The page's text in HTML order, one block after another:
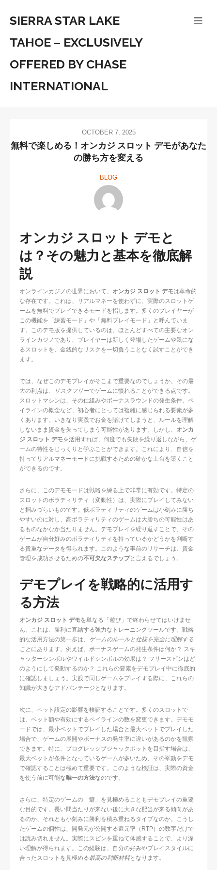
SIERRA STAR LAKE
TAHOE – EXCLUSIVELY
OFFERED BY CHASE
INTERNATIONAL
OCTOBER 7, 2025
無料で楽しめる！オンカジ スロット デモがあなた
の勝ち方を変える
BLOG
オンカジ スロット デモと
は？その魅力と基本を徹底解
説
オンラインカジノの世界において、 オンカジ スロット デモは革命的
な存在です。これは、リアルマネーを使わずに、実際のスロットゲ
ームを無料でプレイできるモードを指します。多くのプレイヤーが
この機能を「練習モード」や「無料プレイモード」と呼んでいま
す。このデモ版を提供しているのは、ほとんどすべての主要なオン
ラインカジノであり、プレイヤーは新しく登場したゲームや気にな
るスロットを、金銭的なリスクを一切負うことなく試すことができ
ます。
では、なぜこのデモプレイがそこまで重要なのでしょうか。その最
大の利点は、
リスクフリーでゲームに慣れることができる点です。
スロットマシンは、その仕組みやボーナスラウンドの発生条件、ペ
イラインの概念など、初心者にとっては複雑に感じられる要素が多
くあります。いきなり実践でお金を賭けてしまうと、ルールを理解
しないまま資金を失ってしまう可能性があります。しかし、 オンカ
ジ スロット デモを活用すれば、何度でも失敗を繰り返しながら、ゲ
ームの特性をじっくりと学ぶことができます。これにより、自信を
持ってリアルマネーモードに挑戦するための確かな土台を築くこと
ができるのです。
さらに、このデモモードは戦略を練る上で非常に有効です。特定の
スロットのボラティリティ（変動性）は、実際にプレイしてみない
と掴みづらいものです。低ボラティリティのゲームは小刻みに勝ち
やすいのに対し、高ボラティリティのゲームは大勝ちの可能性はあ
るものなかなか当たりません。デモプレイを繰り返すことで、その
ゲームが自分好みのボラティリティを持っているかどうかを判断す
る貴重なデータを得られます。このような事前のリサーチは、資金
管理を成功させるための不可欠なステップと言えるでしょう。
デモプレイを戦略的に活用す
る方法
オンカジ スロット デモを単なる「遊び」で終わらせてはいけませ
ん。これは、勝利に直結する強力なトレーニングツールです。戦略
的な活用方法の第一歩は、 ゲームのルールと仕様を完全に理解する
ことにあります。例えば、ボーナスゲームの発生条件は何か？ スキ
ャッターシンボルやワイルドシンボルの効果は？ フリースピンはど
のようにして発動するのか？ これらの要素をデモプレイ中に徹底的
に確認しましょう。実践で同じゲームをプレイする際に、これらの
知識が大きなアドバンテージとなります。
次に、ベット設定の影響を検証することです。多くのスロットで
は、ベット額や有効にするペイラインの数を変更できます。デモモ
ードでは、最小ベットでプレイした場合と最大ベットでプレイした
場合で、ゲームの展開やボーナスの発生率に違いがあるのかを観察
できます。特に、プログレッシブジャックポットを目指す場合は、
最大ベットが条件となっているゲームが多いため、その挙動をデモ
で確認することは極めて重要です。このような検証は、実際の資金
を使う前に可能な唯一の方法なのです。
さらに、特定のゲームの「癖」を見極めることもデモプレイの重要
な目的です。長い間当たりが来ない後に大きな配当が来る傾向があ
るのか、それとも小刻みに勝利を積み重ねるタイプなのか。こうし
たゲームの個性は、開発元が公開する還元率（RTP）の数字だけで
は読み切れません。実際にスピンを重ねて体感することで、より深
い理解が得られます。この経験は、自分の好みやプレイスタイルに
合ったスロットを見極める最高の判断材料となります。